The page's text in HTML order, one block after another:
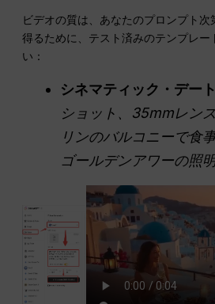
ビデオの質は、あなたのプロンプト次
得るために、テスト済みのテンプレー
い：
シネマティック・デート
ショット、35mmレン
リンのバルコニーで食
ゴールデンアワーの照